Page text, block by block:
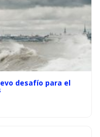
desafío para el